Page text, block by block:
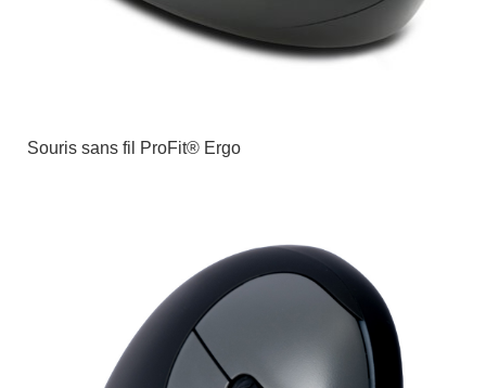
Souris sans fil ProFit® Ergo